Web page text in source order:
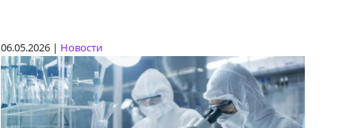
06.05.2026 | Новости